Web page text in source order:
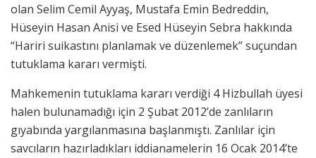
olan Selim Cemil Ayyaş, Mustafa Emin Bedreddin,
Hüseyin Hasan Anisi ve Esed Hüseyin Sebra hakkında
“Hariri suikastını planlamak ve düzenlemek” suçundan
tutuklama kararı vermişti.
Mahkemenin tutuklama kararı verdiği 4 Hizbullah üyesi
halen bulunamadığı için 2 Şubat 2012’de zanlıların
gıyabında yargılanmasına başlanmıştı. Zanlılar için
savcıların hazırladıkları iddianamelerin 16 Ocak 2014’te